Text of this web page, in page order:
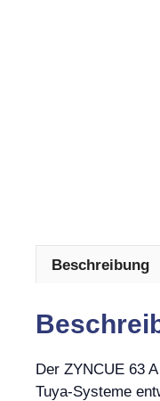
Beschreibung
Der ZYNCUE 63
Tuya-Systeme